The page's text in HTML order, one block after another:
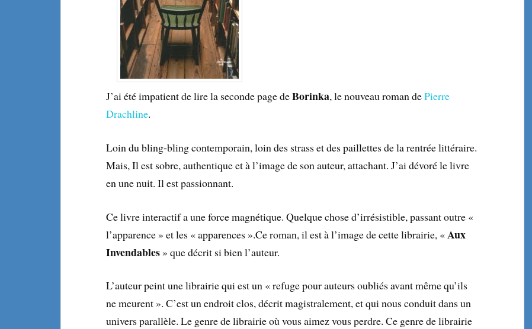
J’ai été impatient de lire la seconde page deBorinka, le nouveau roman dePierre
Drachline.
Loin du bling-bling contemporain, loin des strass et des paillettes de la rentrée littéraire.
Mais, Il est sobre, authentique et à l’image de son auteur, attachant. J’ai dévoré le livre
en une nuit. Il est passionnant.
Ce livre interactif a une force magnétique. Quelque chose d’irrésistible, passant outre «
l’apparence » et les « apparences ».Ce roman, il est à l’image de cette librairie, «Aux
Invendables » que décrit si bien l’auteur.
L’auteur peint une librairie qui est un « refuge pour auteurs oubliés avant même qu’ils
ne meurent ». C’est un endroit clos, décrit magistralement, et qui nous conduit dans un
univers parallèle. Le genre de librairie où vous aimez vous perdre. Ce genre de librairie